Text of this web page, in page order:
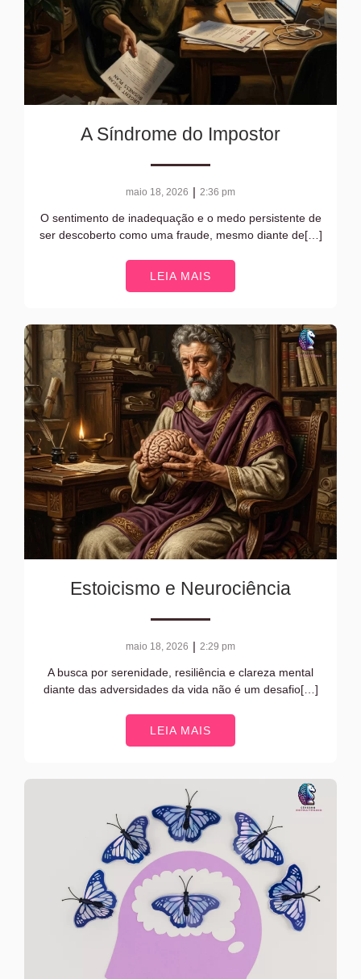
A Síndrome do Impostor
maio 18, 2026 | 2:36 pm
O sentimento de inadequação e o medo persistente de
ser descoberto como uma fraude, mesmo diante de[…]
LEIA MAIS
Estoicismo e Neurociência
maio 18, 2026 | 2:29 pm
A busca por serenidade, resiliência e clareza mental
diante das adversidades da vida não é um desafio[…]
LEIA MAIS